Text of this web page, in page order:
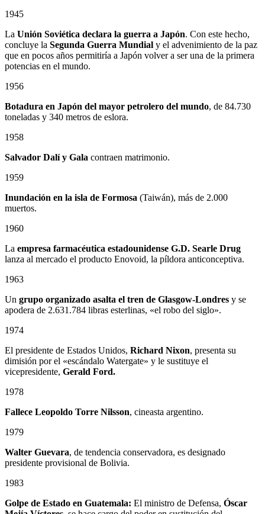
1945
La Unión Soviética declara la guerra a Japón. Con este hecho,
concluye la Segunda Guerra Mundial y el advenimiento de la paz
que en pocos años permitiría a Japón volver a ser una de la primera
potencias en el mundo.
1956
Botadura en Japón del mayor petrolero del mundo, de 84.730
toneladas y 340 metros de eslora.
1958
Salvador Dalí y Gala contraen matrimonio.
1959
Inundación en la isla de Formosa (Taiwán), más de 2.000
muertos.
1960
La empresa farmacéutica estadounidense G.D. Searle Drug
lanza al mercado el producto Enovoid, la píldora anticonceptiva.
1963
Un grupo organizado asalta el tren de Glasgow-Londres y se
apodera de 2.631.784 libras esterlinas, «el robo del siglo».
1974
El presidente de Estados Unidos, Richard Nixon, presenta su
dimisión por el «escándalo Watergate» y le sustituye el
vicepresidente, Gerald Ford.
1978
Fallece Leopoldo Torre Nilsson, cineasta argentino.
1979
Walter Guevara, de tendencia conservadora, es designado
presidente provisional de Bolivia.
1983
Golpe de Estado en Guatemala: El ministro de Defensa, Óscar